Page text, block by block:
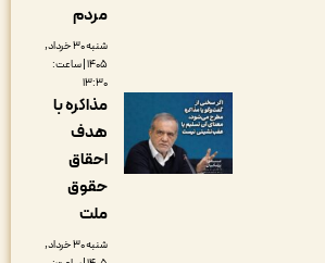
شنبه ۳۰ خرداد,
۱۴۰۵ | ساعت:
مذاکره‌ با
هدف
احقاق
شنبه ۳۰ خرداد,